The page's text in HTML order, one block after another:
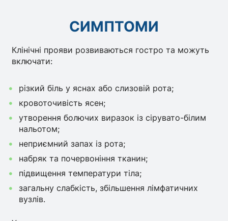
СИМПТОМИ
Клінічні прояви розвиваються гостро та можуть
включати:
різкий біль у яснах або слизовій рота;
кровоточивість ясен;
утворення болючих виразок із сірувато-білим
нальотом;
неприємний запах із рота;
набряк та почервоніння тканин;
підвищення температури тіла;
загальну слабкість, збільшення лімфатичних
вузлів.